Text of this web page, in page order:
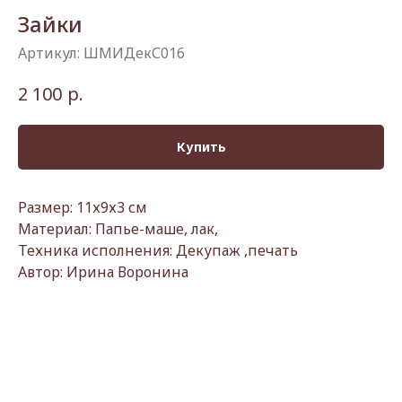
Зайки
Артикул: ШМИДекС016
2 100 р.
Купить
Размер: 11х9х3 см
Материал: Папье-маше, лак,
Техника исполнения: Декупаж ,печать
Автор: Ирина Воронина